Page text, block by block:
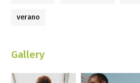
verano
Gallery